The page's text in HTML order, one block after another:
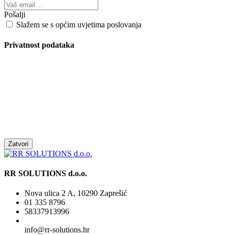
Pošalji
Slažem se s općim uvjetima poslovanja
Privatnost podataka
Zatvori
RR SOLUTIONS d.o.o.
Nova ulica 2 A, 10290 Zaprešić
01 335 8796
58337913996
info@rr-solutions.hr